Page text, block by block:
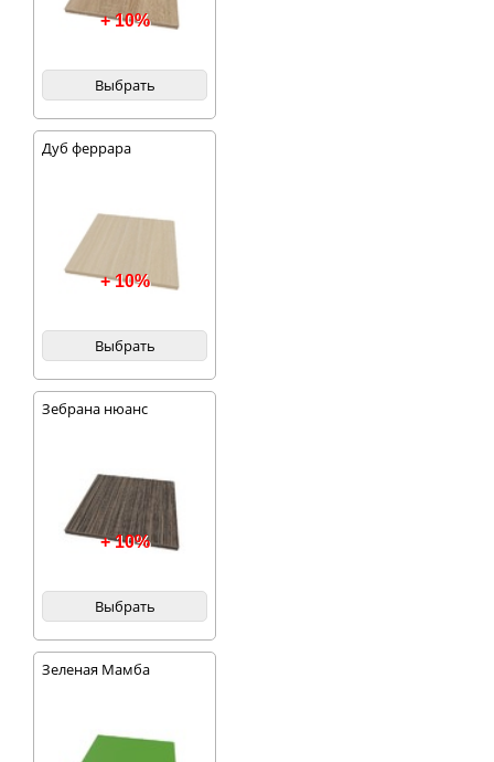
+ 10%
Выбрать
Дуб феррара
+ 10%
Выбрать
Зебрана нюанс
+ 10%
Выбрать
Зеленая Мамба